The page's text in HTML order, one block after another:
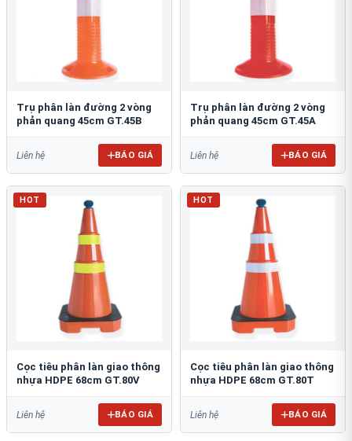
Trụ phân làn đường 2 vòng
phản quang 45cm GT.45B
Liên hệ BÁO GIÁ
Trụ phân làn đường 2 vòng
phản quang 45cm GT.45A
Liên hệ BÁO GIÁ
HOT
Cọc tiêu phân làn giao thông
nhựa HDPE 68cm GT.80V
Liên hệ BÁO GIÁ
HOT
Cọc tiêu phân làn giao thông
nhựa HDPE 68cm GT.80T
Liên hệ BÁO GIÁ